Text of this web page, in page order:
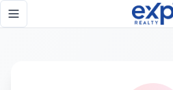
Toggle navigation menu
Página no encontrada - eXp